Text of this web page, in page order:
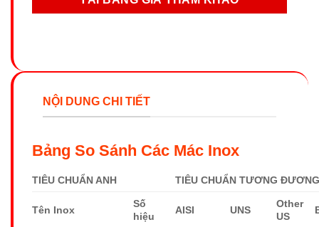
NỘI DUNG CHI TIẾT
Bảng So Sánh Các Mác Inox
TIÊU CHUẨN ANH TIÊU CHUẨN TƯƠNG
Tên Inox
Số
hiệu
AISI UNS
Other
US